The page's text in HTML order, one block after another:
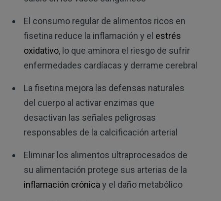
El consumo regular de alimentos ricos en
fisetina reduce la inflamación y el estrés
oxidativo, lo que aminora el riesgo de sufrir
enfermedades cardíacas y derrame cerebral
La fisetina mejora las defensas naturales
del cuerpo al activar enzimas que
desactivan las señales peligrosas
responsables de la calcificación arterial
Eliminar los alimentos ultraprocesados de
su alimentación protege sus arterias de la
inflamación crónica y el daño metabólico